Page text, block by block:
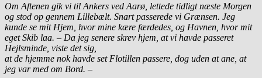
Om Aftenen gik vi til Ankers ved Aarø, lettede tidligt næste Morgen
og stod op gennem Lillebælt. Snart passerede vi Grænsen. Jeg
kunde se mit Hjem, hvor mine kære færdedes, og Havnen, hvor mit
eget Skib laa. – Da jeg senere skrev hjem, at vi havde passeret
Hejlsminde, viste det sig,
at de hjemme nok havde set Flotillen passere, dog uden at ane, at
jeg var med om Bord. –